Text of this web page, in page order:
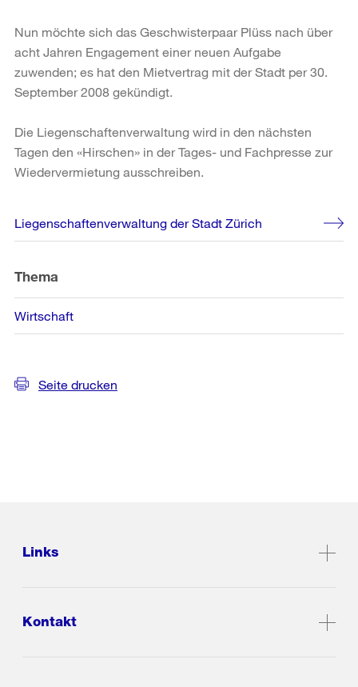
Nun möchte sich das Geschwisterpaar Plüss nach über
acht Jahren Engagement einer neuen Aufgabe
zuwenden; es hat den Mietvertrag mit der Stadt per 30.
September 2008 gekündigt.
Die Liegenschaftenverwaltung wird in den nächsten
Tagen den «Hirschen» in der Tages- und Fachpresse zur
Wiedervermietung ausschreiben.
Weitere
Informationen
Liegenschaftenverwaltung der Stadt Zürich
Thema
Wirtschaft
Seite drucken
Links
Kontakt